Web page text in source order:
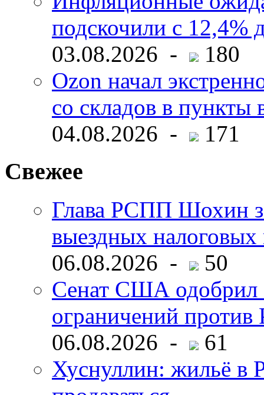
подскочили с 12,4%
03.08.2026 -
180
Ozon начал
со складов в пункты
04.08.2026 -
171
Свежее
Глава РСПП Шохин
выездных налоговых
06.08.2026 -
50
Сенат США одобрил
ограничений
06.08.2026 -
61
Хуснуллин: жильё в